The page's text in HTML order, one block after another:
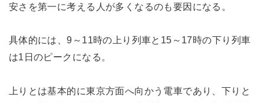
安さを第一に考える人が多くなるのも要因になる。
具体的には、9～11時の上り列車と15～17時の下り列車
は1日のピークになる。
上りとは基本的に東京方面へ向かう電車であり、下りと